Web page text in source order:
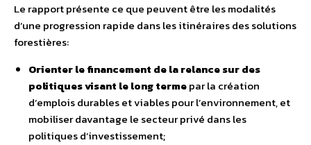
Le rapport présente ce que peuvent être les modalités
d’une progression rapide dans les itinéraires des solutions
forestières:
Orienter le financement de la relance sur des
politiques visant le long termepar la création
d’emplois durables et viables pour l’environnement, et
mobiliser davantage le secteur privé dans les
politiques d’investissement;